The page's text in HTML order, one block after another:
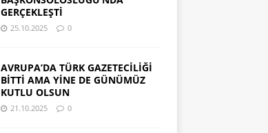
GERÇEKLEŞTİ
25.10.2025 0
AVRUPA’DA TÜRK GAZETECİLİĞİ
BİTTİ AMA YİNE DE GÜNÜMÜZ
KUTLU OLSUN
21.10.2025 0